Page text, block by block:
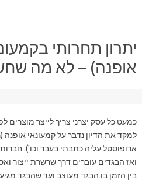
יתרון תחרותי
אופנה) – לא מה
כמעט כל עסק יצרני צריך לייצר מוצרים
למקד את הדיון נדבר על קמעונאי אופנה
ארופוסטל עליה כתבתי בעבר וכו').
ואז הבגדים עוברים דרך שרשרת ייצור
בין הזמן בו הבגד מעוצב ועד שהבגד